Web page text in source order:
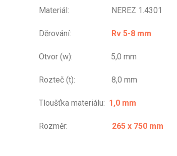
Materiál: NEREZ 1.4301
Děrování: Rv 5-8 mm
Otvor (w): 5,0 mm
Rozteč (t): 8,0 mm
Tloušťka materiálu: 1,0 mm
Rozměr: 265 x 750 mm